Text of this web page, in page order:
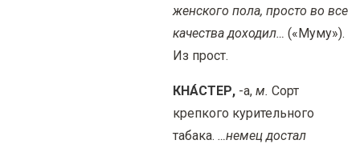
женского пола, просто во все
качества доходил… («Муму»).
Из прост.
КНА́СТЕР, -а, м. Сорт
крепкого курительного
табака. …немец достал